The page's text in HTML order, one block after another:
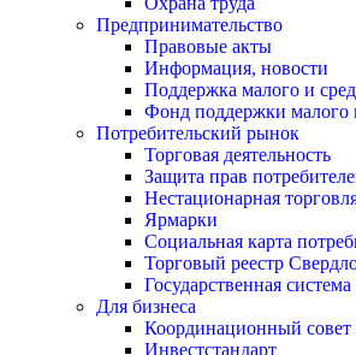
Предпринимательство
Правовые акты
Информация, новости
Поддержка малого и
Фонд поддержки малого
Потребительский рынок
Торговая деятельность
Защита прав
Нестационарная
Ярмарки
Социальная карта
Торговый реестр
Государственная
Для бизнеса
Координационный совет
Инвестстандарт